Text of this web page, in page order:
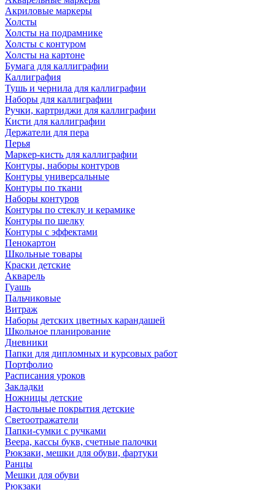
Акриловые маркеры
Холсты
Холсты на подрамнике
Холсты с контуром
Холсты на картоне
Бумага для каллиграфии
Каллиграфия
Тушь и чернила для каллиграфии
Наборы для каллиграфии
Ручки, картриджи для каллиграфии
Кисти для каллиграфии
Держатели для пера
Перья
Маркер-кисть для каллиграфии
Контуры, наборы контуров
Контуры универсальные
Контуры по ткани
Наборы контуров
Контуры по стеклу и керамике
Контуры по шелку
Контуры с эффектами
Пенокартон
Школьные товары
Краски детские
Акварель
Гуашь
Пальчиковые
Витраж
Наборы детских цветных карандашей
Школьное планирование
Дневники
Папки для дипломных и курсовых работ
Портфолио
Расписания уроков
Закладки
Ножницы детские
Настольные покрытия детские
Светоотражатели
Папки-сумки с ручками
Веера, кассы букв, счетные палочки
Рюкзаки, мешки для обуви, фартуки
Ранцы
Мешки для обуви
Рюкзаки